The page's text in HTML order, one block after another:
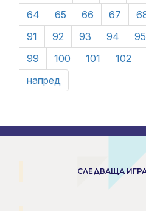
64
65 66 67
91
92 93 94 95
99
100 101 102
напред
СЛЕДВАЩА